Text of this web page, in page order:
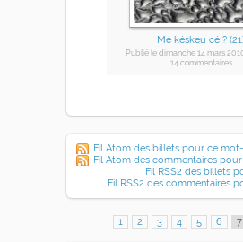
Mé késkeu cé ?
Publiéle dimanche 14 mars
14 commentaires
Fil Atom des billets pour ce
Fil Atom des commentaires
Fil RSS2 des billets
Fil RSS2 des commentaires
1 2 3 4 5 6 7